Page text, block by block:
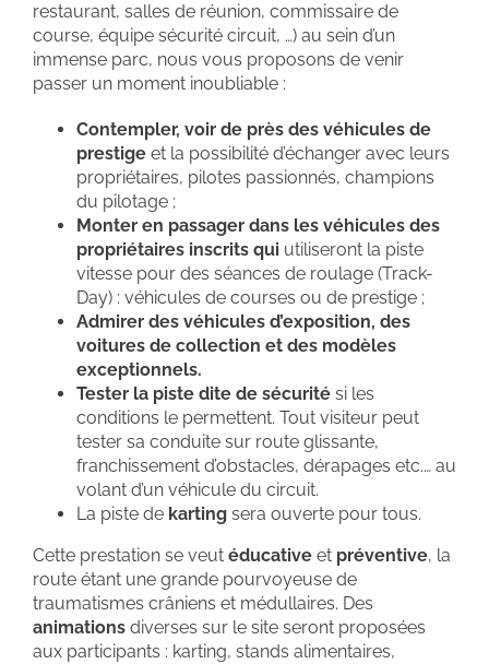
restaurant, salles de réunion, commissaire de
course, équipe sécurité circuit, …) au sein d’un
immense parc, nous vous proposons de venir
passer un moment inoubliable :
Contempler, voir de près des véhicules de
prestige et la possibilité d’échanger avec leurs
propriétaires, pilotes passionnés, champions
du pilotage ;
Monter en passager dans les véhicules des
propriétaires inscrits qui utiliseront la piste
vitesse pour des séances de roulage (Track-
Day) : véhicules de courses ou de prestige ;
Admirer des véhicules d’exposition, des
voitures de collection et des modèles
exceptionnels.
Tester la piste dite de sécurité si les
conditions le permettent. Tout visiteur peut
tester sa conduite sur route glissante,
franchissement d’obstacles, dérapages etc.… au
volant d’un véhicule du circuit.
La piste de karting sera ouverte pour tous.
Cette prestation se veut éducative et préventive, la
route étant une grande pourvoyeuse de
traumatismes crâniens et médullaires. Des
animations diverses sur le site seront proposées
aux participants : karting, stands alimentaires,